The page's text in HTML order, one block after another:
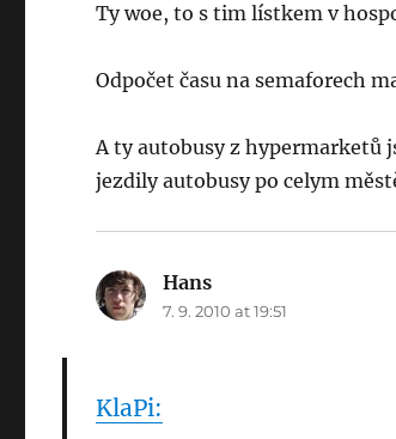
Ty woe, to s tim lístkem v
Odpočet času na semaforech
A ty autobusy z hypermarketů
jezdily autobusy po celym
Hans
7. 9. 2010 at 19:51
KlaPi: